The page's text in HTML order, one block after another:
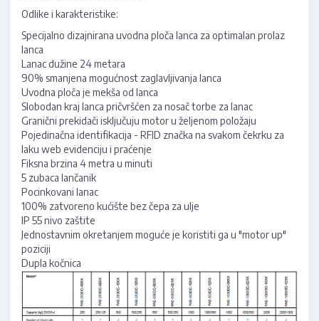
Odlike i karakteristike:
Specijalno dizajnirana uvodna ploča lanca za optimalan prolaz
lanca
Lanac dužine 24 metara
90% smanjena mogućnost zaglavljivanja lanca
Uvodna ploča je mekša od lanca
Slobodan kraj lanca pričvršćen za nosač torbe za lanac
Granični prekidači isključuju motor u željenom položaju
Pojedinačna identifikacija - RFID značka na svakom čekrku za
laku web evidenciju i praćenje
Fiksna brzina 4 metra u minuti
5 zubaca lančanik
Pocinkovani lanac
100% zatvoreno kućište bez čepa za ulje
IP 55 nivo zaštite
Jednostavnim okretanjem moguće je koristiti ga u "motor up"
poziciji
Dupla kočnica